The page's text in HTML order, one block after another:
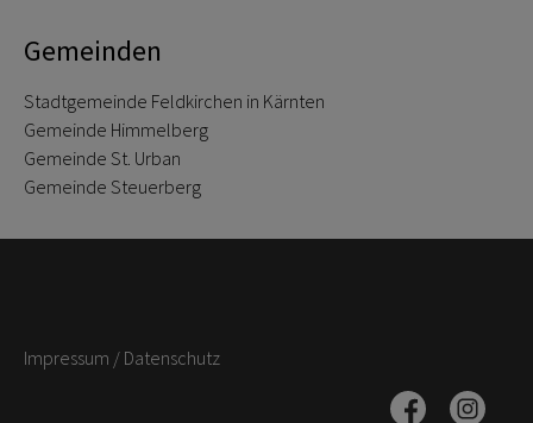
Gemeinden
Stadtgemeinde Feldkirchen in Kärnten
Gemeinde Himmelberg
Gemeinde St. Urban
Gemeinde Steuerberg
Impressum / Datenschutz